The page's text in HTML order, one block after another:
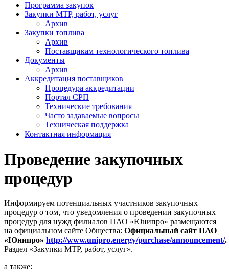
Программа закупок
Закупки МТР, работ, услуг
Архив
Закупки топлива
Архив
Поставщикам технологического топлива
Документы
Архив
Аккредитация поставщиков
Процедура аккредитации
Портал СРП
Технические требования
Часто задаваемые вопросы
Техническая поддержка
Контактная информация
Проведение закупочных
процедур
Информируем потенциальных участников закупочных
процедур о том, что уведомления о проведении закупочных
процедур для нужд филиалов ПАО «Юнипро» размещаются
на официальном сайте Общества: Официальный сайт ПАО
«Юнипро» http://www.unipro.energy/purchase/announcement/.
Раздел «Закупки МТР, работ, услуг».
а также: